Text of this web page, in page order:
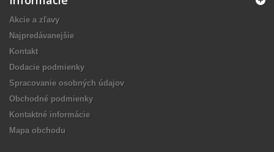
Akcie a zľavy
Najpredávanejšie
Kontakt
Dodacie podmienky
Spracovanie osobných údajov
Obchodné podmienky
Kontaktné informácie
Mapa obchodu